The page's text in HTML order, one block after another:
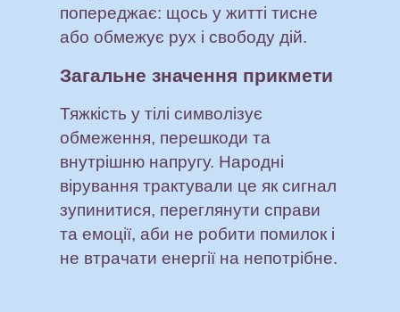
попереджає: щось у житті тисне
або обмежує рух і свободу дій.
Загальне значення прикмети
Тяжкість у тілі символізує
обмеження, перешкоди та
внутрішню напругу. Народні
вірування трактували це як сигнал
зупинитися, переглянути справи
та емоції, аби не робити помилок і
не втрачати енергії на непотрібне.